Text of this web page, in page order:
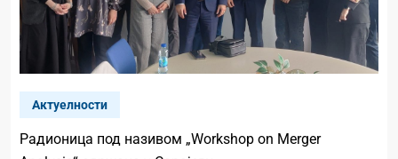
Актуелности
Радионица под називом „Workshop on Merger